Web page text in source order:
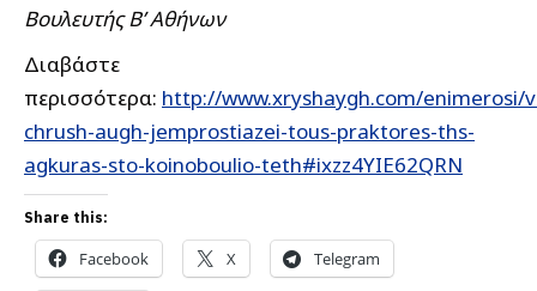
Βουλευτής Β’ Αθήνων
Διαβάστε
περισσότερα: http://www.xryshaygh.com/enimerosi/
chrush-augh-jemprostiazei-tous-praktores-ths-
agkuras-sto-koinoboulio-teth#ixzz4YIE62QRN
Share this:
Facebook X Telegram